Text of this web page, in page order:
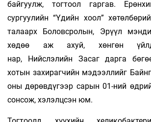
байгуулж, тогтоол гаргав.
сургуулийн “Үдийн хоол”
талаарх Боловсролын, Эрүүл
хөдөө аж ахуй, хөнгөн
нар, Нийслэлийн Засаг дарга
хотын захирагчийн мэдээллийг
оны дөрөвдүгээр сарын 01-ний
сонсож, хэлэлцсэн юм.